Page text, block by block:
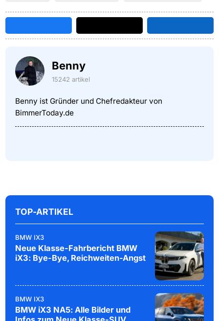
Benny
15242 artikel
Benny ist Gründer und Chefredakteur von
BimmerToday.de
TOP-ARTIKEL
BMW IX3
Neue Klasse-Fahrbericht BMW
iX3: Bye-Bye, Reichweiten-Angst
BMW IX3
BMW iX3 NA5: Alle Bilder und